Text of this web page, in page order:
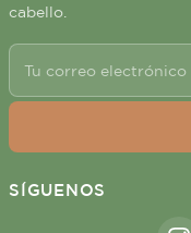
cabello.
SÍGUENOS